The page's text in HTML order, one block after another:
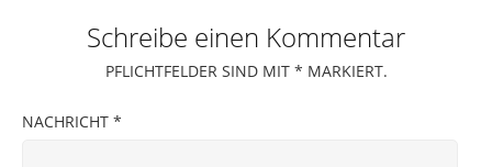
Schreibe einen Kommentar
PFLICHTFELDER SIND MIT * MARKIERT.
NACHRICHT *